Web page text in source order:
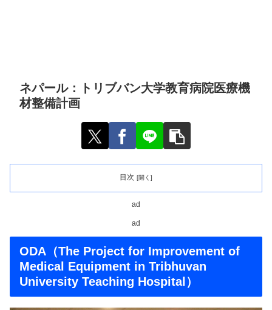
ネパール：トリブバン大学教育病院医療機
材整備計画
目次
ad
ad
ODA（The Project for Improvement of
Medical Equipment in Tribhuvan
University Teaching Hospital）